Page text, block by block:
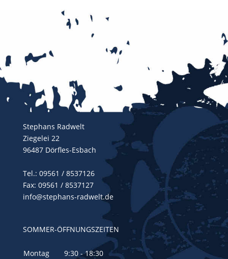
Stephans Radwelt
Ziegelei 22
96487 Dörfles-Esbach
Tel.: 09561 / 8537126
Fax: 09561 / 8537127
info@stephans-radwelt.de
SOMMER-ÖFFNUNGSZEITEN
Montag
9:30 - 18:30